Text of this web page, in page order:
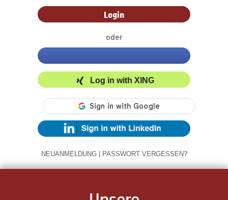
oder
Log in with XING
NEUANMELDUNG | PASSWORT VERGESSEN?